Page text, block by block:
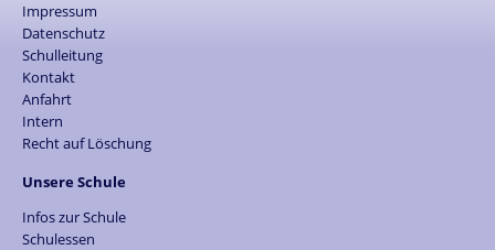
Impressum
Datenschutz
Schulleitung
Kontakt
Anfahrt
Intern
Recht auf Löschung
Unsere Schule
Infos zur Schule
Schulessen